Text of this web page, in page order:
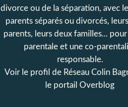
divorce ou de la séparation, avec
parents séparés ou divorcés,
parents, leurs deux familles...
parentale et une co-
responsable.
Voir le profil de Réseau Colin
le portail Overblog